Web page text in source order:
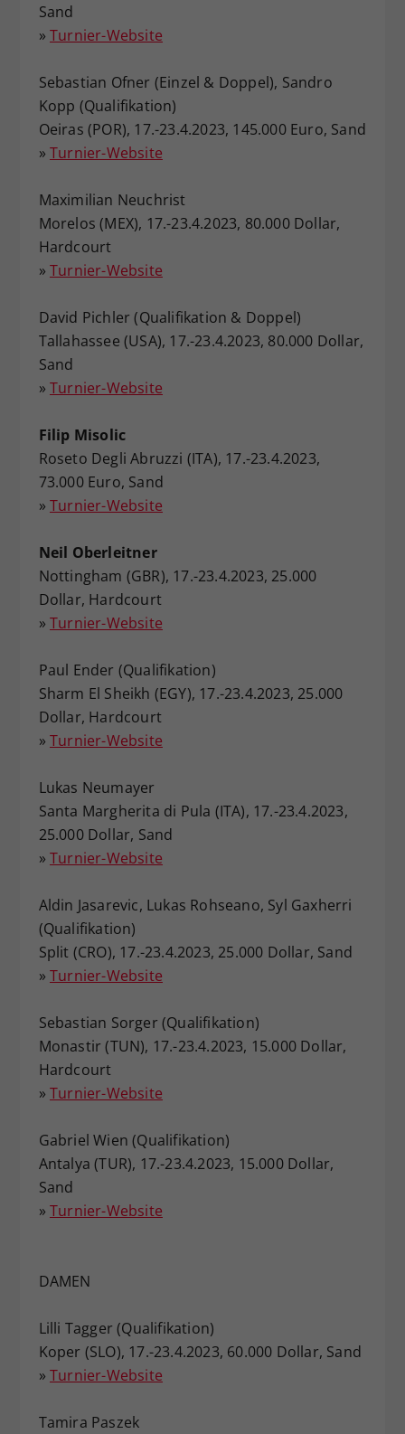
Sand
» Turnier-Website
Sebastian Ofner (Einzel & Doppel), Sandro
Kopp (Qualifikation)
Oeiras (POR), 17.-23.4.2023, 145.000 Euro, Sand
» Turnier-Website
Maximilian Neuchrist
Morelos (MEX), 17.-23.4.2023, 80.000 Dollar,
Hardcourt
» Turnier-Website
David Pichler (Qualifikation & Doppel)
Tallahassee (USA), 17.-23.4.2023, 80.000 Dollar,
Sand
» Turnier-Website
Filip Misolic
Roseto Degli Abruzzi (ITA), 17.-23.4.2023,
73.000 Euro, Sand
» Turnier-Website
Neil Oberleitner
Nottingham (GBR), 17.-23.4.2023, 25.000
Dollar, Hardcourt
» Turnier-Website
Paul Ender (Qualifikation)
Sharm El Sheikh (EGY), 17.-23.4.2023, 25.000
Dollar, Hardcourt
» Turnier-Website
Lukas Neumayer
Santa Margherita di Pula (ITA), 17.-23.4.2023,
25.000 Dollar, Sand
» Turnier-Website
Aldin Jasarevic, Lukas Rohseano, Syl Gaxherri
(Qualifikation)
Split (CRO), 17.-23.4.2023, 25.000 Dollar, Sand
» Turnier-Website
Sebastian Sorger (Qualifikation)
Monastir (TUN), 17.-23.4.2023, 15.000 Dollar,
Hardcourt
» Turnier-Website
Gabriel Wien (Qualifikation)
Antalya (TUR), 17.-23.4.2023, 15.000 Dollar,
Sand
» Turnier-Website
DAMEN
Lilli Tagger (Qualifikation)
Koper (SLO), 17.-23.4.2023, 60.000 Dollar, Sand
» Turnier-Website
Tamira Paszek
Zweck
Einstellungen. Unter anderem eine
historische Speicherung Ihrer
vorgenommen Einstellungen, falls der
Webseiten-Betreiber dies eingestellt
hat.